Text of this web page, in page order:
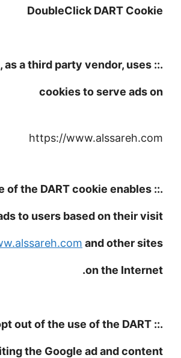
DoubleClick DART Cookie
as a third party vendor, uses
cookies to serve ads on
https://www.alssareh.com
of the DART cookie enables
to users based on their visit
and other sites
on the Internet.
opt out of the use of the DART
the Google ad and content